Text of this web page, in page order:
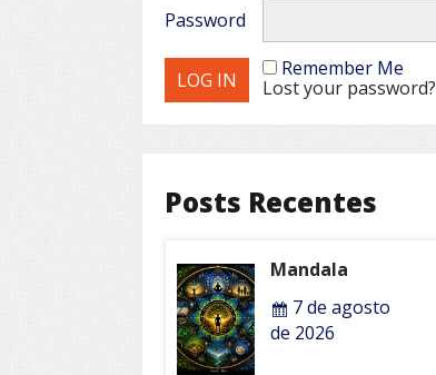
Password
Remember Me
Lost your password?
Posts Recentes
Mandala
7 de agosto
de 2026